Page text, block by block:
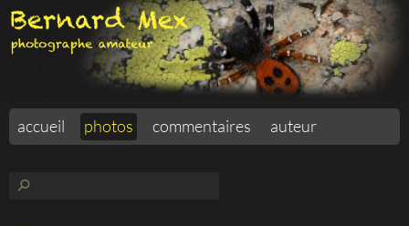
accueil photos commentaires auteur
⚲